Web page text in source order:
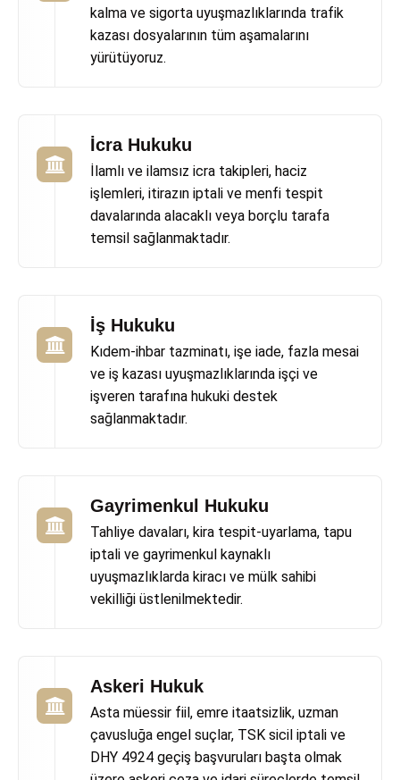
kalma ve sigorta uyuşmazlıklarında trafik
kazası dosyalarının tüm aşamalarını
yürütüyoruz.
İcra Hukuku
İlamlı ve ilamsız icra takipleri, haciz
işlemleri, itirazın iptali ve menfi tespit
davalarında alacaklı veya borçlu tarafa
temsil sağlanmaktadır.
İş Hukuku
Kıdem-ihbar tazminatı, işe iade, fazla mesai
ve iş kazası uyuşmazlıklarında işçi ve
işveren tarafına hukuki destek
sağlanmaktadır.
Gayrimenkul Hukuku
Tahliye davaları, kira tespit-uyarlama, tapu
iptali ve gayrimenkul kaynaklı
uyuşmazlıklarda kiracı ve mülk sahibi
vekilliği üstlenilmektedir.
Askeri Hukuk
Asta müessir fiil, emre itaatsizlik, uzman
çavusluğa engel suçlar, TSK sicil iptali ve
DHY 4924 geçiş başvuruları başta olmak